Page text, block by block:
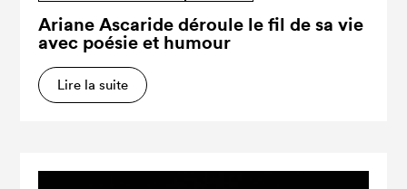
Ariane Ascaride déroule le fil de sa vie
avec poésie et humour
Lire la suite